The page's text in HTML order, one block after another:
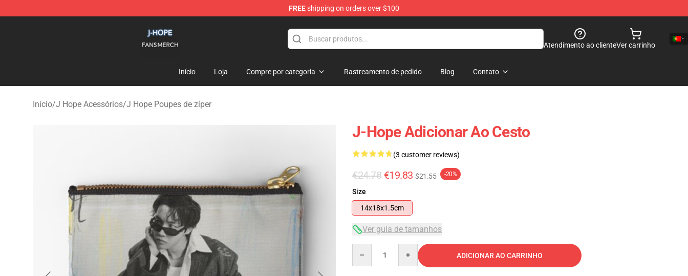
FREEshipping on orders over $100
Atendimento ao clienteVer carrinho
Início Loja Compre por categoria Rastreamento de pedido Blog Contato
Início/J Hope Acessórios/J Hope Poupes de zíper
J-Hope Adicionar Ao Cesto
(3 customer reviews)
€24.78 €19.83 $21.55 -20%
Size
14x18x1.5cm
Ver guia de tamanhos
ADICIONAR AO CARRINHO